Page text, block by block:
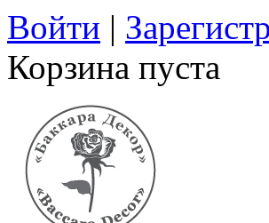
Войти |
Корзина пуста